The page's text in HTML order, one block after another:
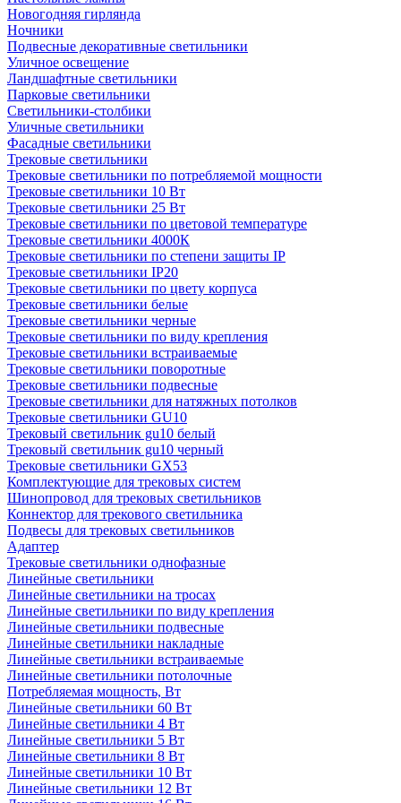
Новогодняя гирлянда
Ночники
Подвесные декоративные светильники
Уличное освещение
Ландшафтные светильники
Парковые светильники
Светильники-столбики
Уличные светильники
Фасадные светильники
Трековые светильники
Трековые светильники по потребляемой мощности
Трековые светильники 10 Вт
Трековые светильники 25 Вт
Трековые светильники по цветовой температуре
Трековые светильники 4000К
Трековые светильники по степени защиты IP
Трековые светильники IP20
Трековые светильники по цвету корпуса
Трековые светильники белые
Трековые светильники черные
Трековые светильники по виду крепления
Трековые светильники встраиваемые
Трековые светильники поворотные
Трековые светильники подвесные
Трековые светильники для натяжных потолков
Трековые светильники GU10
Трековый светильник gu10 белый
Трековый светильник gu10 черный
Трековые светильники GX53
Комплектующие для трековых систем
Шинопровод для трековых светильников
Коннектор для трекового светильника
Подвесы для трековых светильников
Адаптер
Трековые светильники однофазные
Линейные светильники
Линейные светильники на тросах
Линейные светильники по виду крепления
Линейные светильники подвесные
Линейные светильники накладные
Линейные светильники встраиваемые
Линейные светильники потолочные
Потребляемая мощность, Вт
Линейные светильники 60 Вт
Линейные светильники 4 Вт
Линейные светильники 5 Вт
Линейные светильники 8 Вт
Линейные светильники 10 Вт
Линейные светильники 12 Вт